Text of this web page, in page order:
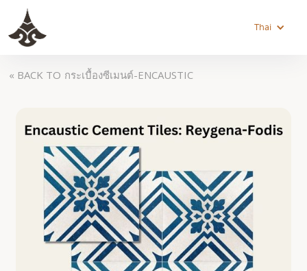
Thai
« BACK TO กระเบื้องซีเมนต์-ENCAUSTIC